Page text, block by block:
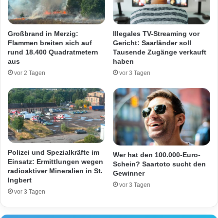
s
e
e
a
e
n
h
w
r
r
e
t
z
t
e
m
R
o
l
l
e
Großbrand in Merzig:
Flammen breiten sich auf
rund 18.400 Quadratmetern
aus
vor 2 Tagen
Illegales TV-Streaming vor
Gericht: Saarländer soll
Tausende Zugänge verkauft
haben
vor 3 Tagen
Polizei und Spezialkräfte im
Einsatz: Ermittlungen wegen
radioaktiver Mineralien in St.
Ingbert
vor 3 Tagen
Wer hat den 100.000-Euro-
Schein? Saartoto sucht den
Gewinner
vor 3 Tagen